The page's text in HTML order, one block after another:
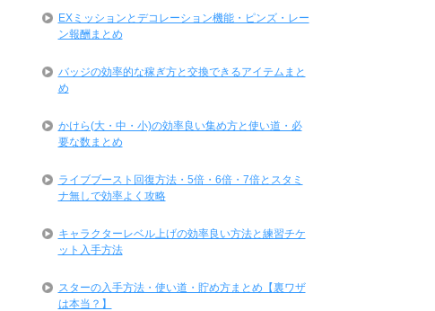
EXミッションとデコレーション機能・ピンズ・レー
ン報酬まとめ
バッジの効率的な稼ぎ方と交換できるアイテムまと
め
かけら(大・中・小)の効率良い集め方と使い道・必
要な数まとめ
ライブブースト回復方法・5倍・6倍・7倍とスタミ
ナ無しで効率よく攻略
キャラクターレベル上げの効率良い方法と練習チケ
ット入手方法
スターの入手方法・使い道・貯め方まとめ【裏ワザ
は本当？】